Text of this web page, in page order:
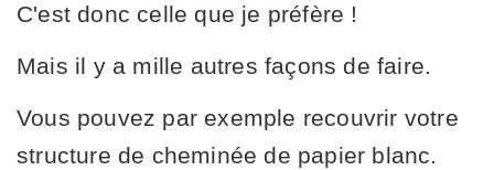
C'est donc celle que je préfère !
Mais il y a mille autres façons de faire.
Vous pouvez par exemple recouvrir votre
structure de cheminée de papier blanc.